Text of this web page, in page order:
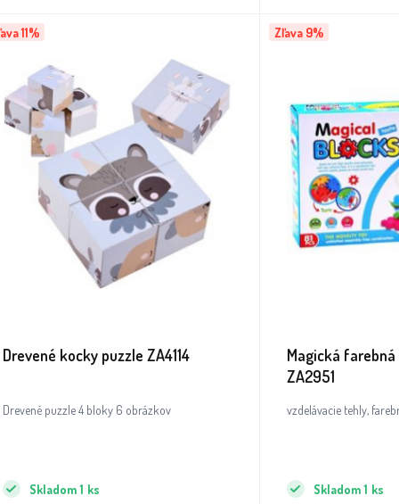
11%
Drevené kocky puzzle ZA4114
Drevené puzzle 4 bloky 6 obrázkov
Skladom 1 ks
Zľava 9%
Magická
ZA2951
vzdelávacie tehly,
Skladom 1 ks